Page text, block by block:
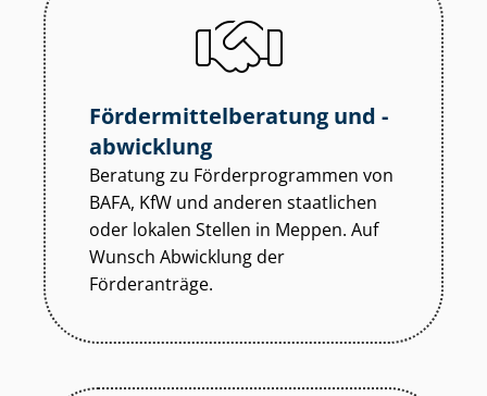
För­der­mit­tel­be­ra­tung und -
abwicklung
Beratung zu För­der­pro­gram­men von
BAFA, KfW und anderen staatlichen
oder lokalen Stellen in Meppen. Auf
Wunsch Abwicklung der
Förderanträge.